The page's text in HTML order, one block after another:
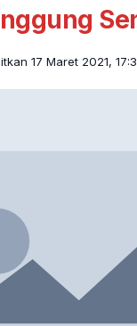
17 Maret 2021,